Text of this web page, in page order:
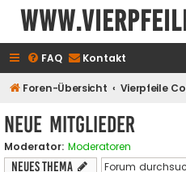
FAQ Kontakt
Foren-Übersicht Vierpfeile
Neue Mitglieder
Moderator: Moderatoren
Neues Thema